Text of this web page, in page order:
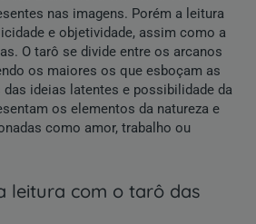
nas imagens. Porém a leitura
e objetividade, assim como a
O tarô se divide entre os arcanos
os maiores os que esboçam as
ideias latentes e possibilidade da
os elementos da natureza e
como amor, trabalho ou